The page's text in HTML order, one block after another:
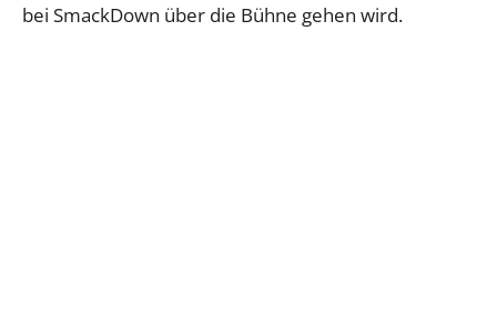
bei SmackDown über die Bühne gehen wird.